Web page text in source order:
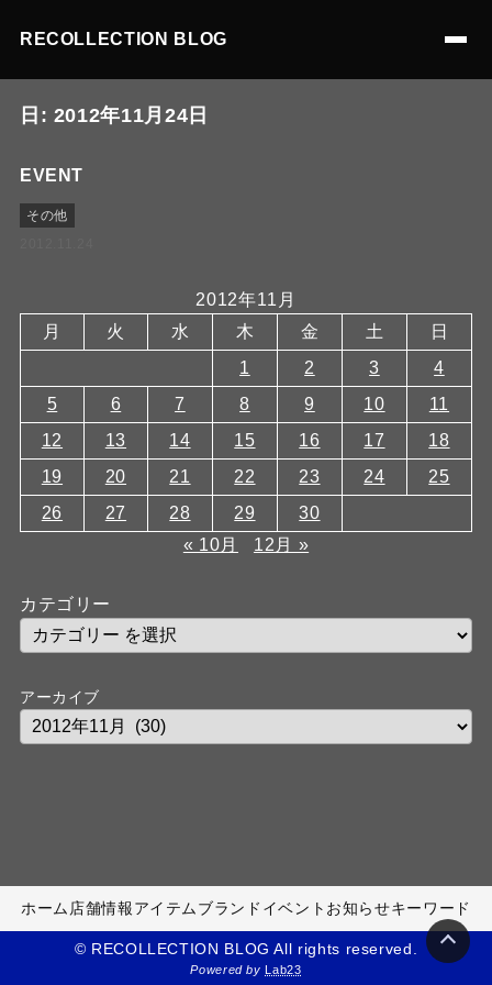
RECOLLECTION BLOG
日: 2012年11月24日
EVENT
その他
2012年11月
月
火 水 木 金 土
日
1
2 3
4
5
6 7 8 9 10
11
12
13 14 15 16 17
18
19
20 21 22 23 24
25
26
27 28 29
30
« 10月
12月 »
カテゴリー
アーカイブ
ホーム 店舗情報アイテムブランド イベント お知らせキーワード
© RECOLLECTION BLOG All rights reserved.
Powered byLab23